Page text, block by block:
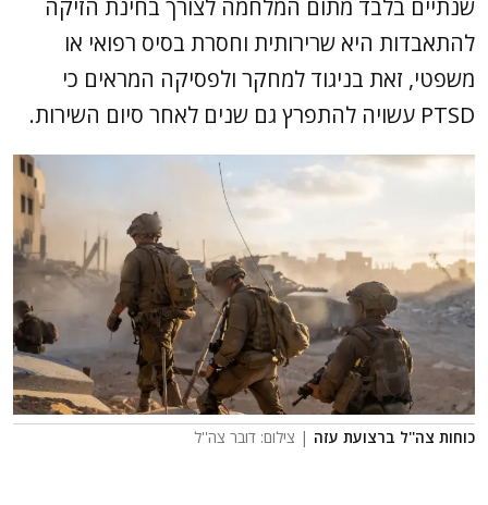
שנתיים בלבד מתום המלחמה לצורך בחינת הזיקה
להתאבדות היא שרירותית וחסרת בסיס רפואי או
משפטי, זאת בניגוד למחקר ולפסיקה המראים כי
PTSD עשויה להתפרץ גם שנים לאחר סיום השירות.
כוחות צה''ל ברצועת עזה | צילום: דובר צה''ל